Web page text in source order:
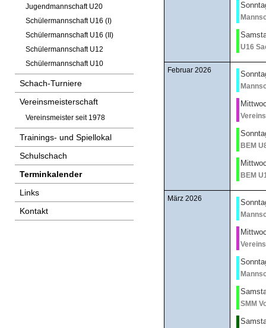
Jugendmannschaft U20
Schülermannschaft U16 (I)
Schülermannschaft U16 (II)
Schülermannschaft U12
Schülermannschaft U10
Schach-Turniere
Vereinsmeisterschaft
Vereinsmeister seit 1978
Trainings- und Spiellokal
Schulschach
Terminkalender
Links
Kontakt
U16
Februar 2026
BEM
BEM
März 2026
SMM